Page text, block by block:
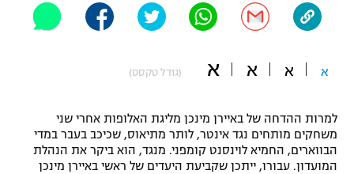
"מחצית בשכונה" – פודקאסט
משתתפים וזוכים בפרסים
תקנון משתתפים וזוכים בפרסים
תקנון עבור פעילות אלקטרה
טניס
אופניים
ספורט מוטורי
פוטבול אמריקאי NFL
א א א א (גודל טקסט)
למרות ההדחה של באיירן מינכן מליגת האלופות אחרי שני
משחקים מותחים נגד אינטר, לותר מתיאוס, שכיכב בעבר במדי
הבווארים, החמיא לוינסנט קומפני. מנגד, הוא ביקר את הנהלת
המועדון. עבורו, ייתכן שקביעת היעדים של ראשי באיירן מינכן